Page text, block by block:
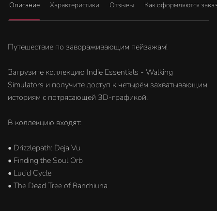
Описание Характеристики Отзывы Как оформляются
Путешествие по завораживающим пейзажам!
Загрузите коллекцию Indie Essentials - Walking
Simulators и получите доступ к четырём захватывающим
историям с потрясающей 3D-графикой.
В коллекцию входят:
• Drizzlepath: Deja Vu
• Finding the Soul Orb
• Lucid Cycle
• The Dead Tree of Ranchiuna